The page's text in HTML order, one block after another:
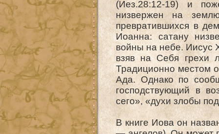
(Иез.28:12-19) и
низвержен на
превратившихся в
Иоанна: сатану
войны на небе. Иисус
взяв на Себя грехи
Традиционно местом
Ада. Однако по
господствующий в
сего», «духи злобы
В книге Иова он